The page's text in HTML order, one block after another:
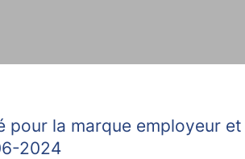
la marque employeur
2024